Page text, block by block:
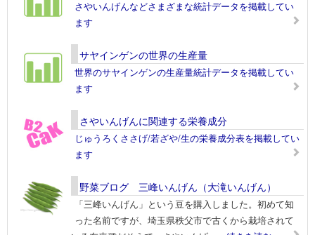
さやいんげんなどさまざまな統計データを掲載してい
ます
サヤインゲンの世界の生産量
世界のサヤインゲンの生産量統計データを掲載してい
ます
さやいんげんに関連する栄養成分
じゅうろくささげ/若ざや/生の栄養成分表を掲載してい
ます
野菜ブログ 三峰いんげん（大滝いんげん）
「三峰いんげん」という豆を購入しました。初めて知
った名前ですが、埼玉県秩父市で古くから栽培されて